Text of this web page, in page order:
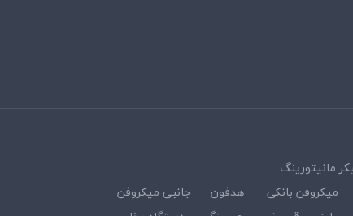
مانیتورینگ
میکروفن بانکی هدفون
جانبی میکروفن